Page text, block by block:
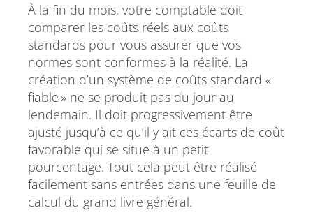
À la fin du mois, votre comptable doit
comparer les coûts réels aux coûts
standards pour vous assurer que vos
normes sont conformes à la réalité. La
création d’un système de coûts standard «
fiable » ne se produit pas du jour au
lendemain. Il doit progressivement être
ajusté jusqu’à ce qu’il y ait ces écarts de coût
favorable qui se situe à un petit
pourcentage. Tout cela peut être réalisé
facilement sans entrées dans une feuille de
calcul du grand livre général.